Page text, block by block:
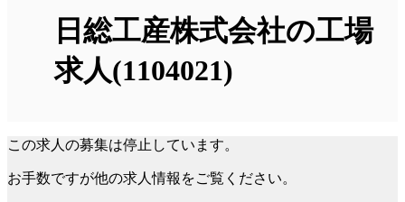
日総工産株式会社の工場
求人(1104021)
この求人の募集は停止しています。
お手数ですが他の求人情報をご覧ください。